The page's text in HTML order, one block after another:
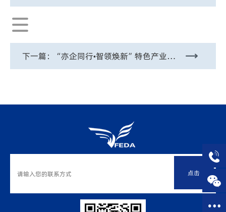
下一篇： “亦企同行•智领焕新”特色产业服务活动举办 北京飞达捷能分享制造业加速升级新路径
点击